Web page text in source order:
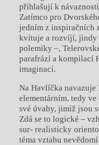
přihlašují k
Zatímco pro
jedním z inspiračních
kvituje a rozvíjí, jindy
polemiky –,
parafrází a kompilací
imaginaci.
Na Havlíčka
elementárním, tedy
své úvahy, jimiž jsou
Zdá se to logické –
sur- realisticky
téma vztahu